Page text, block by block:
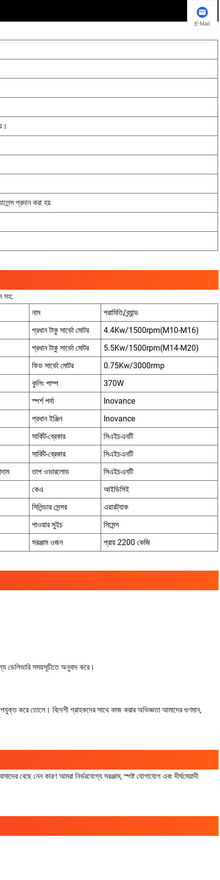
প্রদান করা হয়
সহ:
নাম পরামিতি/ব্র্যান্ড
প্রধান টাকু সার্ভো মোটর
4.4Kw/1500rpm(M10-M16)
প্রধান টাকু সার্ভো মোটর
5.5Kw/1500rpm(M14-M20)
ফিড সার্ভো মোটর
0.75Kw/3000rmp
কুলিং পাম্প 370W
স্পর্শ পর্দা
Inovance
প্রধান ইঞ্জিন
Inovance
সার্কিট-ব্রেকার সিএইচএনটি
সার্কিট-ব্রেকার
সিএইচএনটি
তাপ ওভারলোড
সিএইচএনটি
কেএ
আইডিসিই
সিলিন্ডার সেন্সর
এয়ারট্যাক
পাওয়ার সুইচ
সিমেন্স
সরঞ্জাম ওজন প্রায় 2200 কেজি
ডেলিভারি সময়সূচীতে অনুবাদ করে।
করে তোলে। বিদেশী গ্রাহকদের সাথে কাজ করার অভিজ্ঞতা আমাদের গুণমান,
বেছে নেন কারণ আমরা নির্ভরযোগ্য সরঞ্জাম, স্পষ্ট যোগাযোগ এবং দীর্ঘমেয়াদী
E-Mail